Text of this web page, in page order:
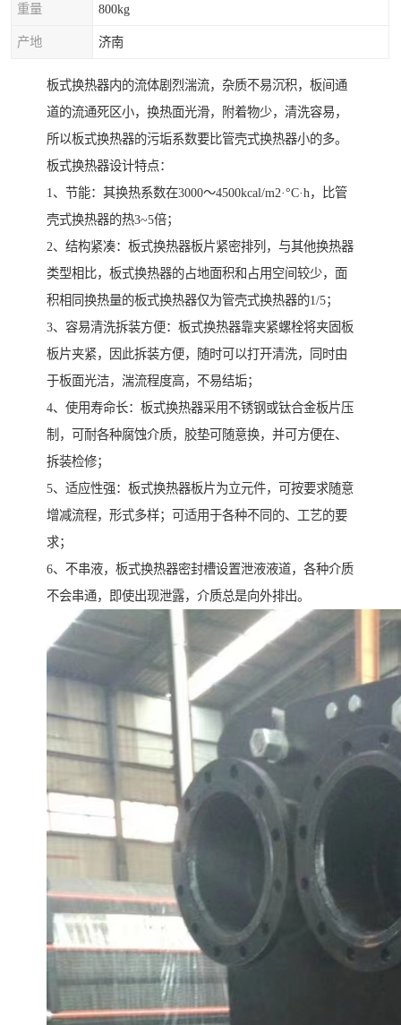
重量 800kg
产地 济南
板式换热器内的流体剧烈湍流，杂质不易沉积，板间通
道的流通死区小，换热面光滑，附着物少，清洗容易，
所以板式换热器的污垢系数要比管壳式换热器小的多。
板式换热器设计特点：
1、节能：其换热系数在3000～4500kcal/m2·°C·h，比管
壳式换热器的热3~5倍；
2、结构紧凑：板式换热器板片紧密排列，与其他换热器
类型相比，板式换热器的占地面积和占用空间较少，面
积相同换热量的板式换热器仅为管壳式换热器的1/5；
3、容易清洗拆装方便：板式换热器靠夹紧螺栓将夹固板
板片夹紧，因此拆装方便，随时可以打开清洗，同时由
于板面光洁，湍流程度高，不易结垢；
4、使用寿命长：板式换热器采用不锈钢或钛合金板片压
制，可耐各种腐蚀介质，胶垫可随意换，并可方便在、
拆装检修；
5、适应性强：板式换热器板片为立元件，可按要求随意
增减流程，形式多样；可适用于各种不同的、工艺的要
求；
6、不串液，板式换热器密封槽设置泄液液道，各种介质
不会串通，即使出现泄露，介质总是向外排出。